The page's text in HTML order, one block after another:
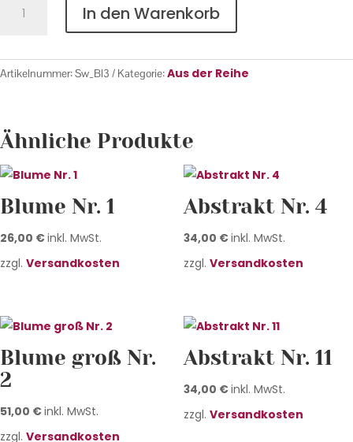
In den Warenkorb
Artikelnummer:Sw_Bl3 Kategorie:Aus der Reihe
Ähnliche Produkte
Blume Nr. 1
26,00 €inkl. MwSt.
zzgl. Versandkosten
Abstrakt Nr. 4
34,00 €inkl. MwSt.
zzgl. Versandkosten
Blume groß Nr.
2
51,00 €inkl. MwSt.
zzgl. Versandkosten
Abstrakt Nr. 11
34,00 €inkl. MwSt.
zzgl. Versandkosten